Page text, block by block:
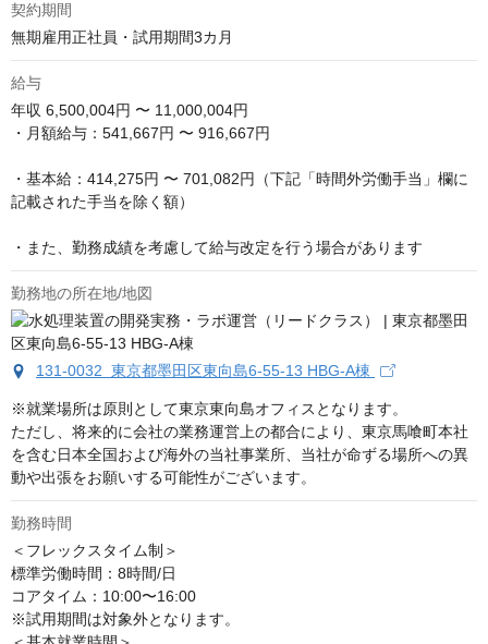
契約期間
無期雇用正社員・試用期間3カ月
給与
年収 6,500,004円 〜 11,000,004円
・月額給与：541,667円 〜 916,667円
・基本給：414,275円 〜 701,082円（下記「時間外労働手当」欄に
記載された手当を除く額）
・また、勤務成績を考慮して給与改定を行う場合があります
勤務地の所在地/地図
131-0032 東京都墨田区東向島6-55-13 HBG-A棟
※就業場所は原則として東京東向島オフィスとなります。
ただし、将来的に会社の業務運営上の都合により、東京馬喰町本社
を含む日本全国および海外の当社事業所、当社が命ずる場所への異
動や出張をお願いする可能性がございます。
勤務時間
＜フレックスタイム制＞
標準労働時間：8時間/日
コアタイム：10:00〜16:00
※試用期間は対象外となります。